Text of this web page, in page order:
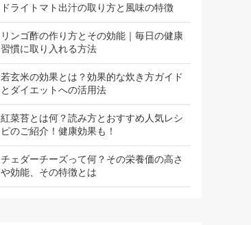
ドライトマト出汁の取り方と風味の特徴
リンゴ酢の作り方とその効能｜毎日の健康
習慣に取り入れる方法
若玄米の効果とは？効果的な炊き方ガイド
とダイエットへの活用法
紅菜苔とは何？読み方とおすすめ人気レシ
ピのご紹介！健康効果も！
チェダーチーズって何？その栄養価の高さ
や効能、その特徴とは